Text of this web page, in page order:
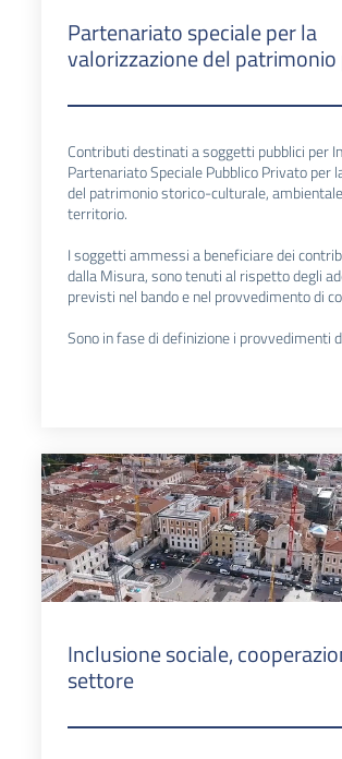
Partenariato speciale per la
valorizzazione del
Contributi destinati a soggetti pubblici per
Partenariato Speciale Pubblico Privato per
del patrimonio storico-culturale,
territorio.
I soggetti ammessi a beneficiare dei
dalla Misura, sono tenuti al rispetto degli
previsti nel bando e nel provvedimento di
Sono in fase di definizione i provvedimenti
Inclusione sociale,
settore